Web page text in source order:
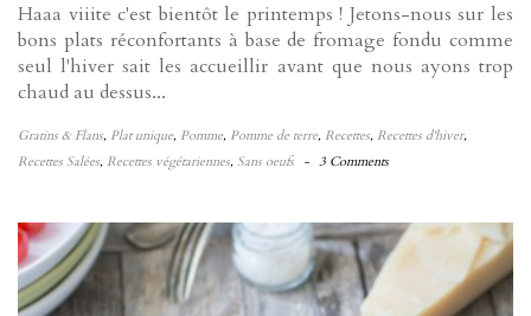
Haaa viiite c'est bientôt le printemps ! Jetons-nous sur les
bons plats réconfortants à base de fromage fondu comme
seul l'hiver sait les accueillir avant que nous ayons trop
chaud au dessus...
Gratins & Flans, Plat unique, Pomme, Pomme de terre, Recettes, Recettes d'hiver,
Recettes Salées, Recettes végétariennes, Sans oeufs - 3 Comments